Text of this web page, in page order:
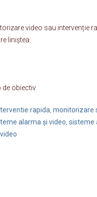
video sau intervenție
liniștea.
de obiectiv
rapida, monitorizare
alarma și video, sisteme